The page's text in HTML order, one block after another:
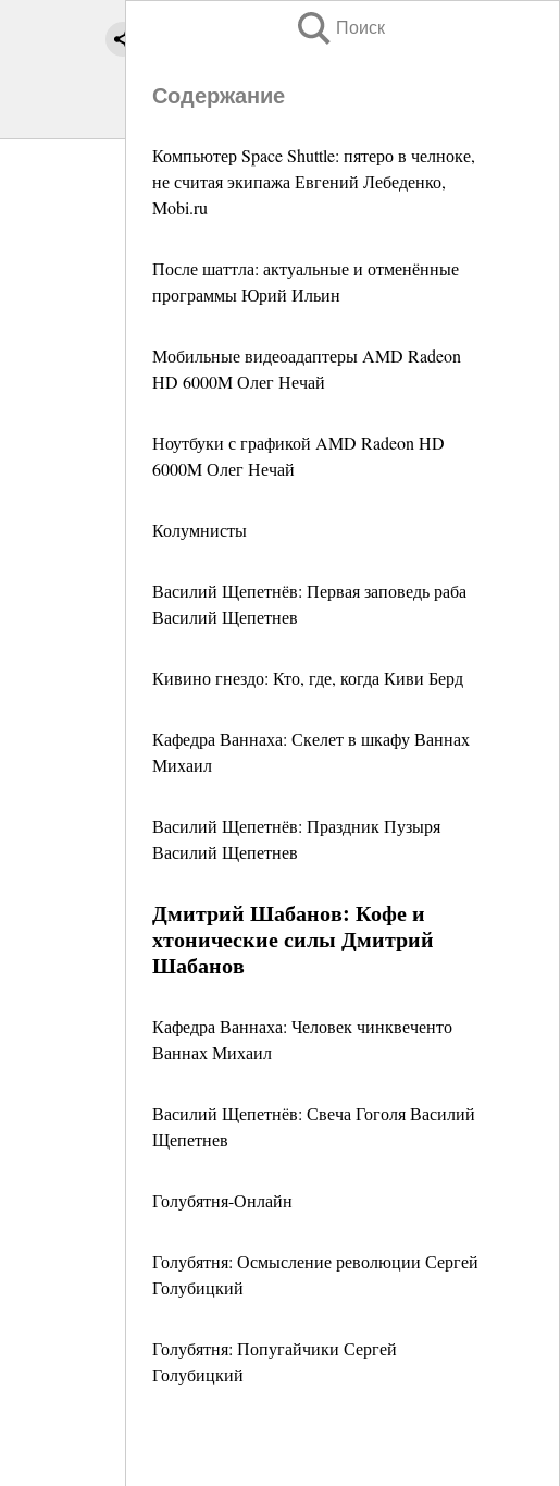
Поиск
Содержание
Компьютер Space Shuttle: пятеро в челноке,
не считая экипажа Евгений Лебеденко,
Mobi.ru
После шаттла: актуальные и отменённые
программы Юрий Ильин
Мобильные видеоадаптеры AMD Radeon
HD 6000M Олег Нечай
Ноутбуки с графикой AMD Radeon HD
6000M Олег Нечай
Колумнисты
Василий Щепетнёв: Первая заповедь раба
Василий Щепетнев
Кивино гнездо: Кто, где, когда Киви Берд
Кафедра Ваннаха: Скелет в шкафу Ваннах
Михаил
Василий Щепетнёв: Праздник Пузыря
Василий Щепетнев
Дмитрий Шабанов: Кофе и
хтонические силы Дмитрий
Шабанов
Кафедра Ваннаха: Человек чинквеченто
Ваннах Михаил
Василий Щепетнёв: Свеча Гоголя Василий
Щепетнев
Голубятня-Онлайн
Голубятня: Осмысление революции Сергей
Голубицкий
Голубятня: Попугайчики Сергей
Голубицкий